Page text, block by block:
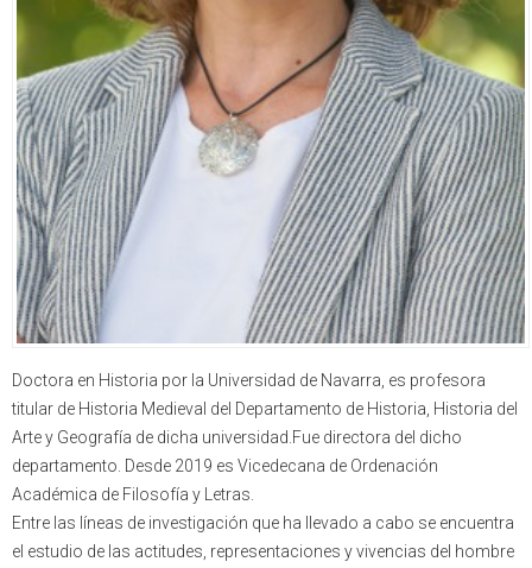
Doctora en Historia por la Universidad de Navarra, es profesora
titular de Historia Medieval del Departamento de Historia, Historia del
Arte y Geografía de dicha universidad.Fue directora del dicho
departamento. Desde 2019 es Vicedecana de Ordenación
Académica de Filosofía y Letras.
Entre las líneas de investigación que ha llevado a cabo se encuentra
el estudio de las actitudes, representaciones y vivencias del hombre